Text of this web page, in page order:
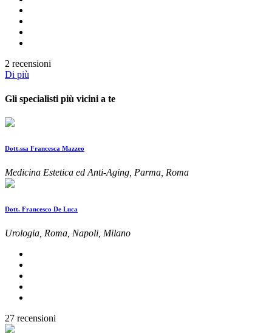
2 recensioni
Di più
Gli specialisti più vicini a te
Dott.ssa Francesca Mazzeo
Medicina Estetica ed Anti-Aging, Parma, Roma
Dott. Francesco De Luca
Urologia, Roma, Napoli, Milano
27 recensioni